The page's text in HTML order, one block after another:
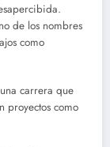
de los nombres
como
carrera que
proyectos como